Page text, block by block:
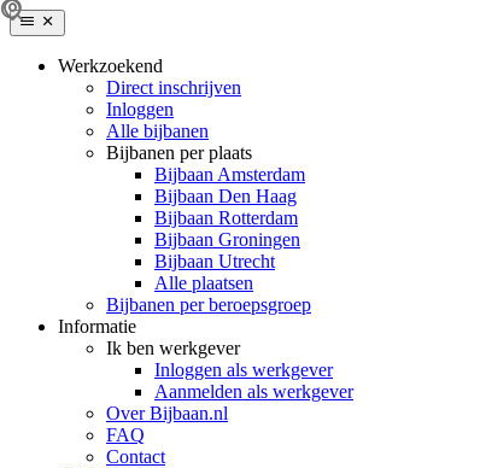
Werkzoekend
Direct inschrijven
Inloggen
Alle bijbanen
Bijbanen per plaats
Bijbaan Amsterdam
Bijbaan Den Haag
Bijbaan Rotterdam
Bijbaan Groningen
Bijbaan Utrecht
Alle plaatsen
Bijbanen per beroepsgroep
Informatie
Ik ben werkgever
Inloggen als werkgever
Aanmelden als werkgever
Over Bijbaan.nl
FAQ
Contact